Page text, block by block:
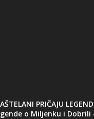
PRIČAJU
o Miljenku i Dobrili